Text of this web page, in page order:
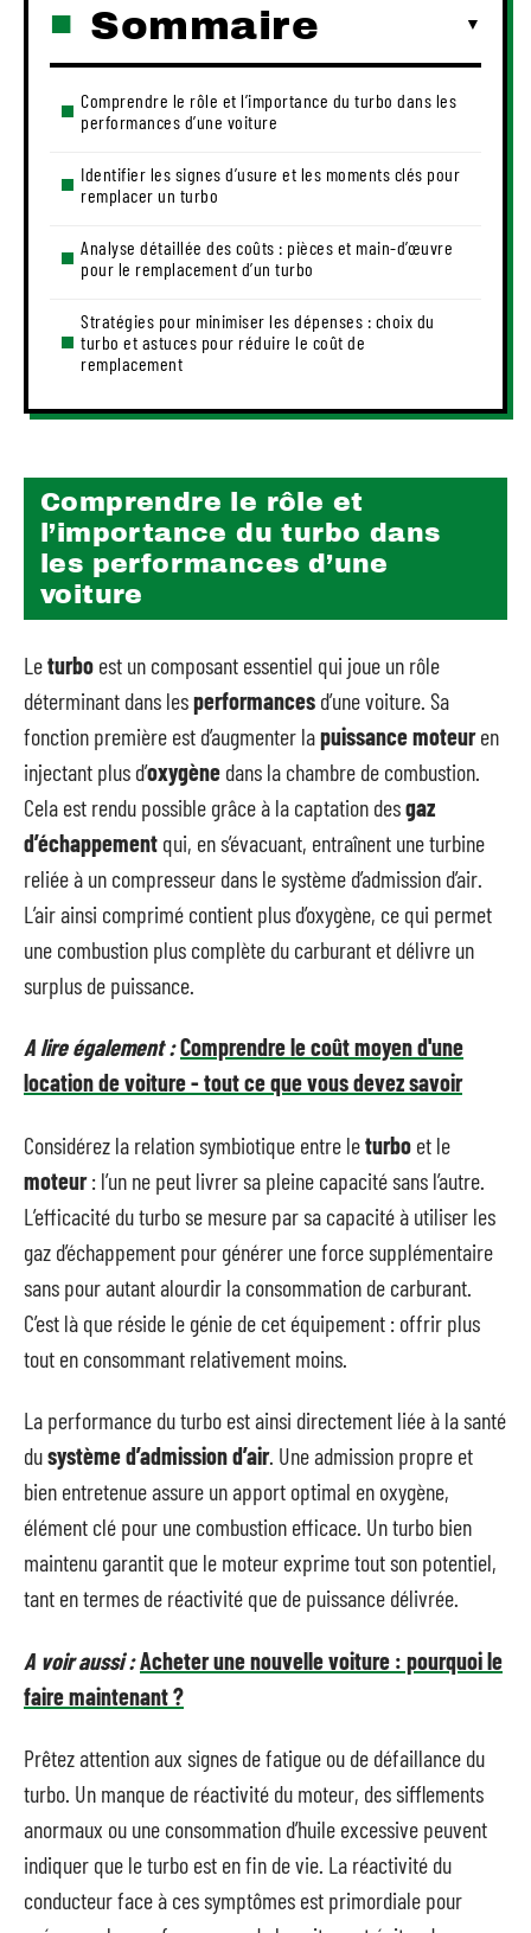
Sommaire
Comprendre le rôle et l’importance du turbo dans les
performances d’une voiture
Identifier les signes d’usure et les moments clés pour
remplacer un turbo
Analyse détaillée des coûts : pièces et main-d’œuvre
pour le remplacement d’un turbo
Stratégies pour minimiser les dépenses : choix du
turbo et astuces pour réduire le coût de
remplacement
Comprendre le rôle et
l’importance du turbo dans
les performances d’une
voiture
Leturbo est un composant essentiel qui joue un rôle
déterminant dans lesperformances d’une voiture. Sa
fonction première est d’augmenter lapuissance moteuren
injectant plus d’oxygène dans la chambre de combustion.
Cela est rendu possible grâce à la captation desgaz
d’échappement qui, en s’évacuant, entraînent une turbine
reliée à un compresseur dans le système d’admission d’air.
L’air ainsi comprimé contient plus d’oxygène, ce qui permet
une combustion plus complète du carburant et délivre un
surplus de puissance.
A lire également :Comprendre le coût moyen d'une
location de voiture - tout ce que vous devez savoir
Considérez la relation symbiotique entre leturbo et le
moteur: l’un ne peut livrer sa pleine capacité sans l’autre.
L’efficacité du turbo se mesure par sa capacité à utiliser les
gaz d’échappement pour générer une force supplémentaire
sans pour autant alourdir la consommation de carburant.
C’est là que réside le génie de cet équipement : offrir plus
tout en consommant relativement moins.
La performance du turbo est ainsi directement liée à la santé
dusystème d’admission d’air. Une admission propre et
bien entretenue assure un apport optimal en oxygène,
élément clé pour une combustion efficace. Un turbo bien
maintenu garantit que le moteur exprime tout son potentiel,
tant en termes de réactivité que de puissance délivrée.
A voir aussi :Acheter une nouvelle voiture : pourquoi le
faire maintenant ?
Prêtez attention aux signes de fatigue ou de défaillance du
turbo. Un manque de réactivité du moteur, des sifflements
anormaux ou une consommation d’huile excessive peuvent
indiquer que le turbo est en fin de vie. La réactivité du
conducteur face à ces symptômes est primordiale pour